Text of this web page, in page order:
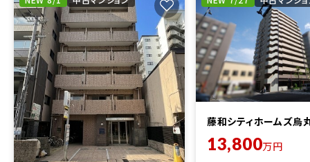
藤和シティホームズ烏
13,800万円